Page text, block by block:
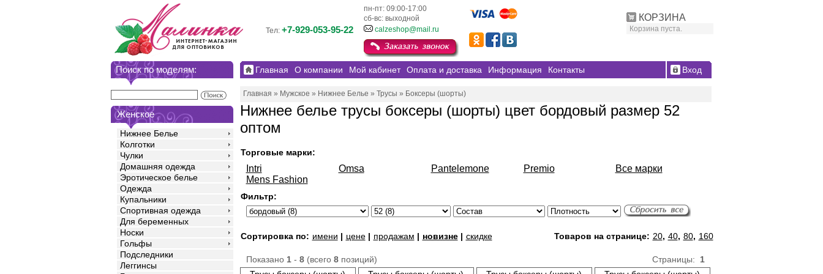
КОРЗИНА
Корзина пуста.
пн-пт: 09:00-17:00
сб-вс: выходной
Тел: +7-929-053-95-22 calzeshop@mail.ru
Поиск по моделям:
Женское
Нижнее Белье
Колготки
Чулки
Домашняя одежда
Эротическое белье
Одежда
Купальники
Спортивная одежда
Для беременных
Носки
Гольфы
Подследники
Леггинсы
Главная О компании Мой кабинет Оплата и доставка Информация Контакты Вход
Главная » Мужское » Нижнее Белье » Трусы » Боксеры (шорты)
Нижнее белье трусы боксеры (шорты) цвет бордовый размер 52
оптом
Торговые марки:
Intri
Mens Fashion
Omsa Pantelemone Premio Все марки
Фильтр:
Сортировка по: имени | цене| продажам | новизне| скидке Товаров на странице: 20, 40, 80, 160
Страницы: 1
Показано 1- 8(всего 8позиций)